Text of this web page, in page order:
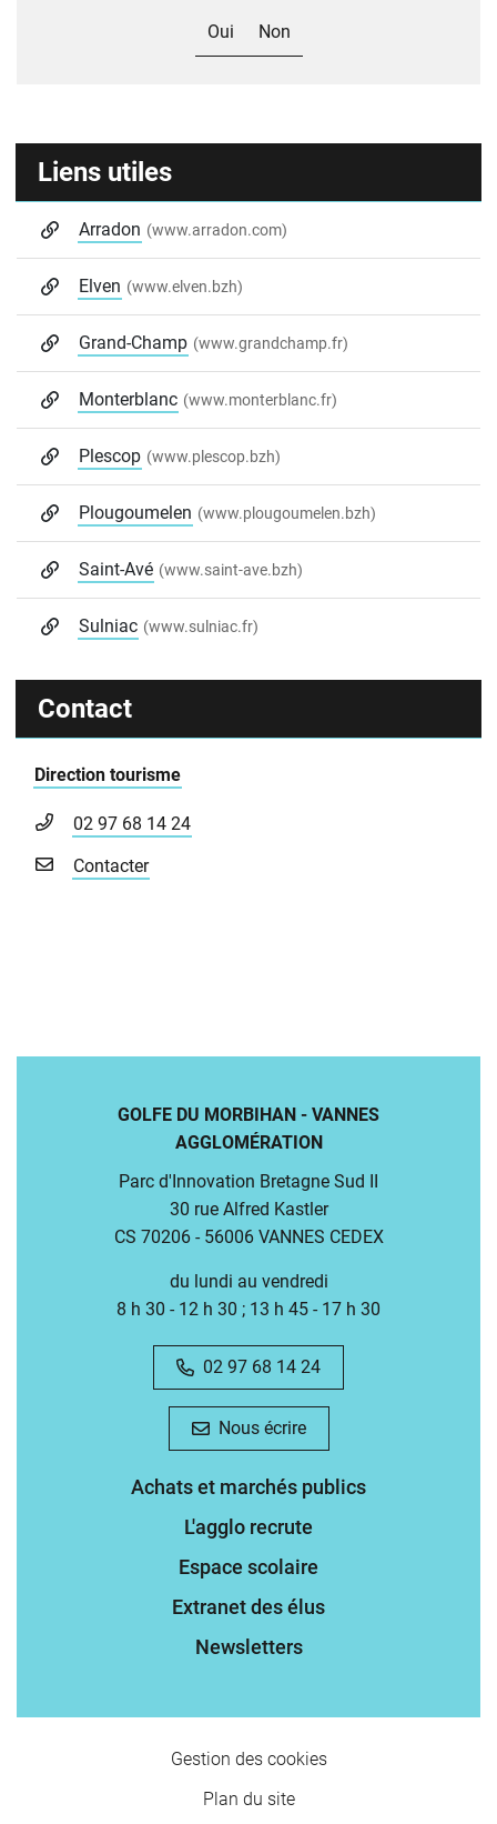
Oui Non
Informations complémentaires
Liens utiles
Arradon (www.arradon.com)
Elven (www.elven.bzh)
Grand-Champ (www.grandchamp.fr)
Monterblanc (www.monterblanc.fr)
Plescop (www.plescop.bzh)
Plougoumelen (www.plougoumelen.bzh)
Saint-Avé (www.saint-ave.bzh)
Sulniac (www.sulniac.fr)
Contact
Direction tourisme
02 97 68 14 24
Contacter
GOLFE DU MORBIHAN - VANNES
AGGLOMÉRATION
Parc d'Innovation Bretagne Sud II
30 rue Alfred Kastler
CS 70206 - 56006 VANNES CEDEX
du lundi au vendredi
8 h 30 - 12 h 30 ; 13 h 45 - 17 h 30
02 97 68 14 24
Nous écrire
Achats et marchés publics
L'agglo recrute
Espace scolaire
Extranet des élus
Newsletters
Gestion des cookies
Plan du site